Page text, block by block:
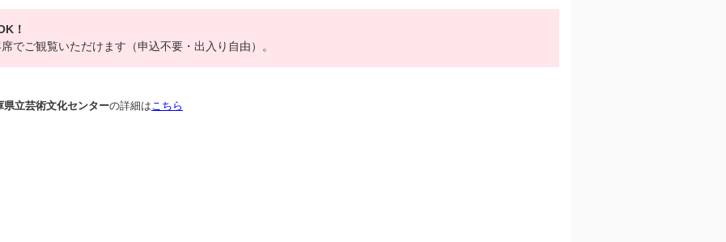
！
でご観覧いただけます（申込不要・出入り自由）。
立芸術文化センターの詳細は こちら